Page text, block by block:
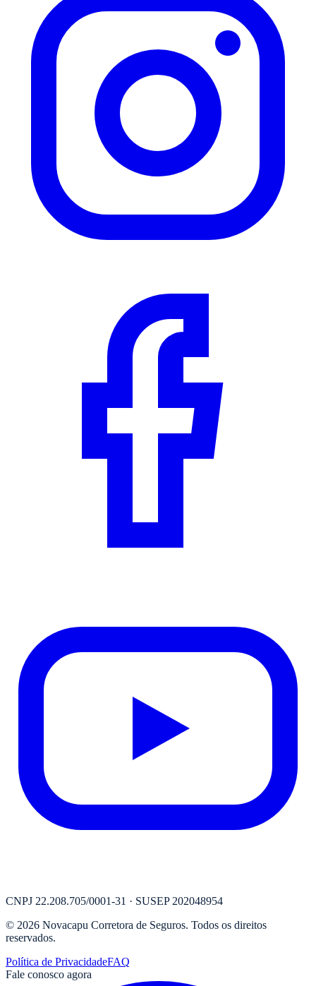
CNPJ 22.208.705/0001-31 · SUSEP 202048954
© 2026 Novacapu Corretora de Seguros. Todos os direitos
reservados.
Política de PrivacidadeFAQ
Fale conosco agora